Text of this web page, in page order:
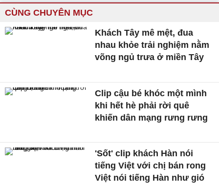
CÙNG CHUYÊN MỤC
Khách Tây mê mệt, đua
nhau khỏe trải nghiệm nằm
võng ngủ trưa ở miền Tây
Clip cậu bé khóc một mình
khi hết hè phải rời quê
khiến dân mạng rưng rưng
'Sốt' clip khách Hàn nói
tiếng Việt với chị bán rong
Việt nói tiếng Hàn như gió